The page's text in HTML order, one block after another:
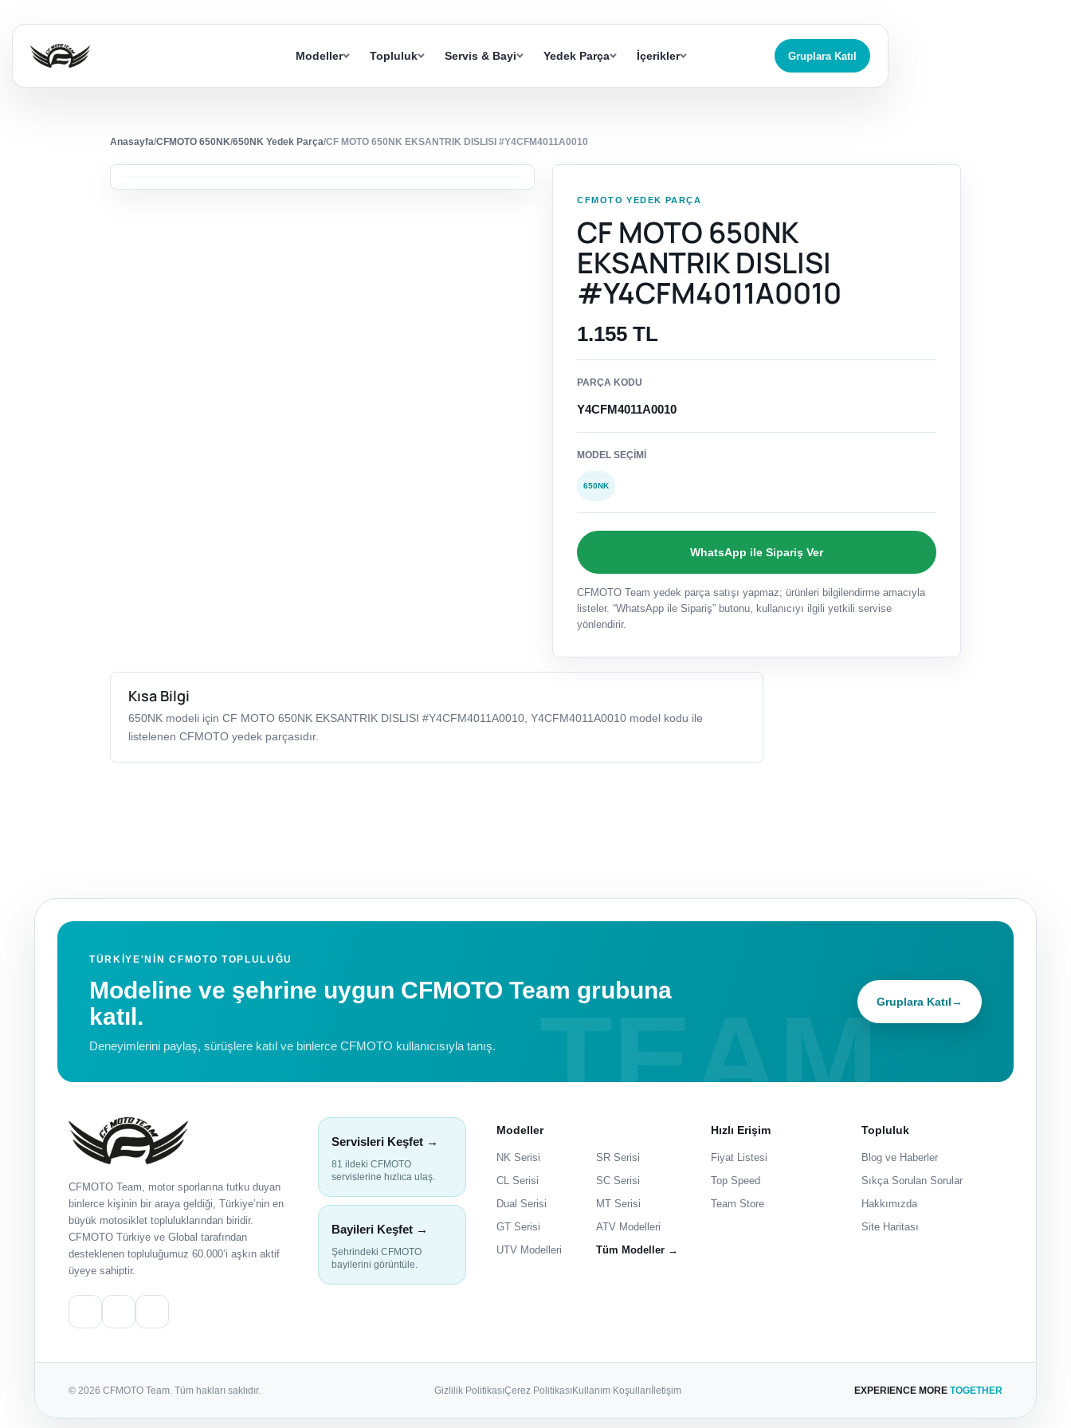
Modeller Topluluk Servis & Bayi Yedek Parça İçerikler Gruplara Katıl
Anasayfa/CFMOTO 650NK/650NK Yedek Parça/CF MOTO 650NK EKSANTRIK DISLISI #Y4CFM4011A0010
CFMOTO YEDEK PARÇA
CF MOTO 650NK
EKSANTRIK DISLISI
#Y4CFM4011A0010
1.155 TL
PARÇA KODU
Y4CFM4011A0010
MODEL SEÇIMI
650NK
WhatsApp ile Sipariş Ver
CFMOTO Team yedek parça satışı yapmaz; ürünleri bilgilendirme amacıyla
listeler. “WhatsApp ile Sipariş” butonu, kullanıcıyı ilgili yetkili servise
yönlendirir.
Kısa Bilgi
650NK modeli için CF MOTO 650NK EKSANTRIK DISLISI #Y4CFM4011A0010, Y4CFM4011A0010 model kodu ile
listelenen CFMOTO yedek parçasıdır.
TÜRKIYE'NIN CFMOTO TOPLULUĞU
Modeline ve şehrine uygun CFMOTO Team grubuna
katıl.
Deneyimlerini paylaş, sürüşlere katıl ve binlerce CFMOTO kullanıcısıyla tanış.
Gruplara Katıl→
CFMOTO Team, motor sporlarına tutku duyan
binlerce kişinin bir araya geldiği, Türkiye’nin en
büyük motosiklet topluluklarından biridir.
CFMOTO Türkiye ve Global tarafından
desteklenen topluluğumuz 60.000’i aşkın aktif
üyeye sahiptir.
Servisleri Keşfet →
81 ildeki CFMOTO
servislerine hızlıca ulaş.
Bayileri Keşfet →
Şehrindeki CFMOTO
bayilerini görüntüle.
Modeller
NK Serisi
SR Serisi
CL Serisi
SC Serisi
Dual Serisi
MT Serisi
GT Serisi
ATV Modelleri
UTV Modelleri
Tüm Modeller →
Hızlı Erişim
Fiyat Listesi
Top Speed
Team Store
Topluluk
Blog ve Haberler
Sıkça Sorulan Sorular
Hakkımızda
Site Haritası
© 2026 CFMOTO Team. Tüm hakları saklıdır. Gizlilik PolitikasıÇerez PolitikasıKullanım Koşullarıİletişim EXPERIENCE MORE TOGETHER